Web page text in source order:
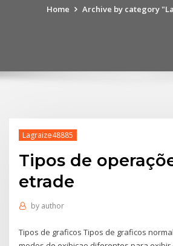
Home Archive by category
Lagraize48885
Tipos de
etrade
by author
Tipos de graficos Tipos de graficos